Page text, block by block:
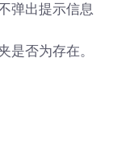
弹出提示信息
是否为存在。